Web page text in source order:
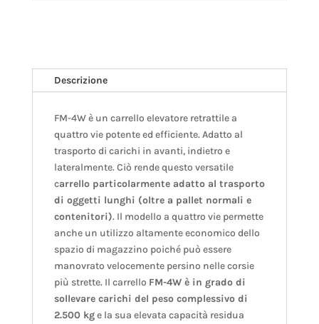
Descrizione
FM-4W è un carrello elevatore retrattile a
quattro vie potente ed efficiente. Adatto al
trasporto di carichi in avanti, indietro e
lateralmente. Ciò rende questo versatile
carrello particolarmente adatto al trasporto
di oggetti lunghi (oltre a pallet normali e
contenitori). Il modello a quattro vie permette
anche un utilizzo altamente economico dello
spazio di magazzino poiché può essere
manovrato velocemente persino nelle corsie
più strette. Il carrello FM-4W è in grado di
sollevare carichi del peso complessivo di
2.500 kge la sua elevata capacità residua